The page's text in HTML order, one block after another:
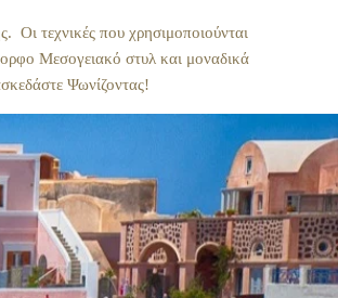
Οι τεχνικές που χρησιμοποιούνται
Μεσογειακό στυλ και μοναδικά
Ψωνίζοντας!